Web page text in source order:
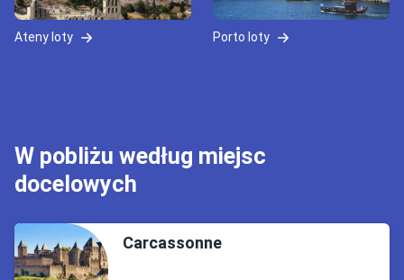
Ateny loty Porto loty
W pobliżu według miejsc
docelowych
Carcassonne